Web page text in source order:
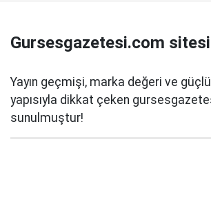
Gursesgazetesi.com sitesi
Yayın geçmişi, marka değeri ve
yapısıyla dikkat çeken
sunulmuştur!